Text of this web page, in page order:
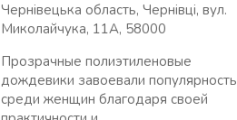
Чернівецька область, Чернівці, вул.
Миколайчука, 11А, 58000
Прозрачные полиэтиленовые
дождевики завоевали популярность
среди женщин благодаря своей